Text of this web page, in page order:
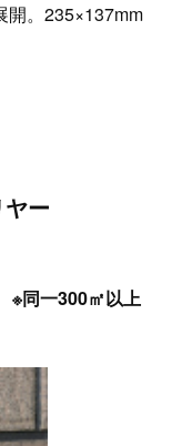
開。235×137mm
ー
※同一300㎡以上